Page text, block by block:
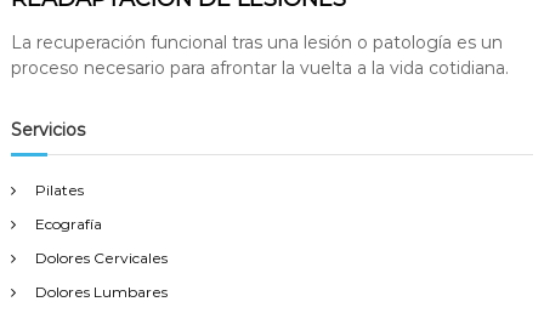
La recuperación funcional tras una lesión o patología es un
proceso necesario para afrontar la vuelta a la vida cotidiana.
Servicios
Pilates
Ecografía
Dolores Cervicales
Dolores Lumbares